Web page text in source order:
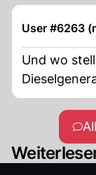
User #6263
Und wo